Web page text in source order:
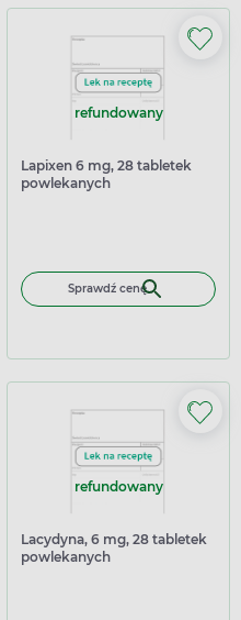
refundowany
Lapixen 6 mg, 28 tabletek
powlekanych
Sprawdź cenę
refundowany
Lacydyna, 6 mg, 28 tabletek
powlekanych